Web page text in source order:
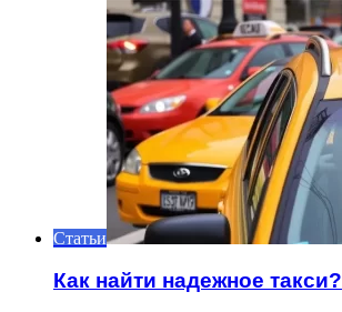
Статьи
Как найти надежное такси?